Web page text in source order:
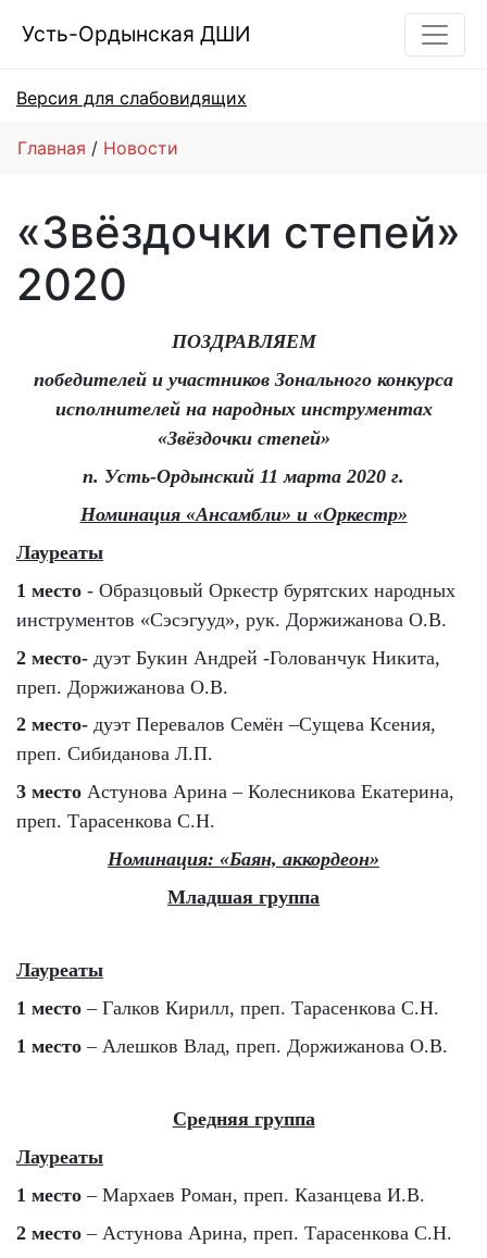
Усть-Ордынская ДШИ
Версия для слабовидящих
Главная Новости
«Звёздочки степей»
2020
ПОЗДРАВЛЯЕМ
победителей и участников Зонального конкурса
исполнителей на народных инструментах
«Звёздочки степей»
п. Усть-Ордынский 11 марта 2020 г.
Номинация «Ансамбли» и «Оркестр»
Лауреаты
1 место - Образцовый Оркестр бурятских народных
инструментов «Сэсэгууд», рук. Доржижанова О.В.
2 место- дуэт Букин Андрей -Голованчук Никита,
преп. Доржижанова О.В.
2 место- дуэт Перевалов Семён –Сущева Ксения,
преп. Сибиданова Л.П.
3 место Астунова Арина – Колесникова Екатерина,
преп. Тарасенкова С.Н.
Номинация: «Баян, аккордеон»
Младшая группа
Лауреаты
1 место – Галков Кирилл, преп. Тарасенкова С.Н.
1 место – Алешков Влад, преп. Доржижанова О.В.
Средняя группа
Лауреаты
1 место – Мархаев Роман, преп. Казанцева И.В.
2 место – Астунова Арина, преп. Тарасенкова С.Н.